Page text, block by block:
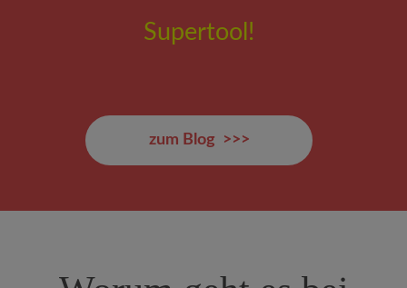
Supertool!
zum Blog >>>